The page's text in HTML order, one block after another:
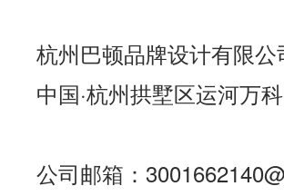
杭州巴顿品牌设计有限公
中国·杭州拱墅区运河万
公司邮箱：